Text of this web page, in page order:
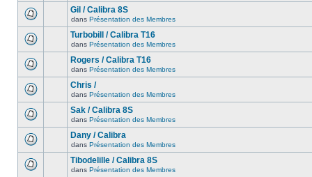
Gil / Calibra 8S
dans Présentation des Membres
Turbobill / Calibra T16
dans Présentation des Membres
Rogers / Calibra T16
dans Présentation des Membres
Chris /
dans Présentation des Membres
Sak / Calibra 8S
dans Présentation des Membres
Dany / Calibra
dans Présentation des Membres
Tibodelille / Calibra 8S
dans Présentation des Membres